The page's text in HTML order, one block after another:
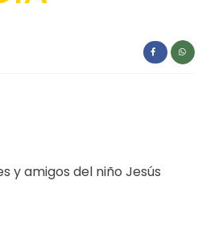
y amigos del niño Jesús